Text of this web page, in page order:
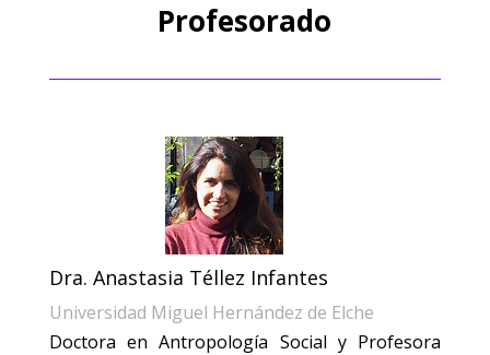
Profesorado
Dra. Anastasia Téllez Infantes
Universidad Miguel Hernández de Elche
Doctora en Antropología Social y Profesora